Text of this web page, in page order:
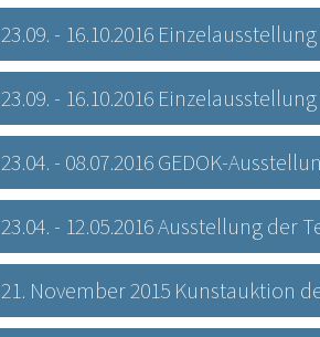
23.09. - 16.10.2016
23.09. - 16.10.2016
23.04. - 08.07.2016 GEDOK-
23.04. - 12.05.2016 Ausstellung der
21. November 2015 Kunstauktion